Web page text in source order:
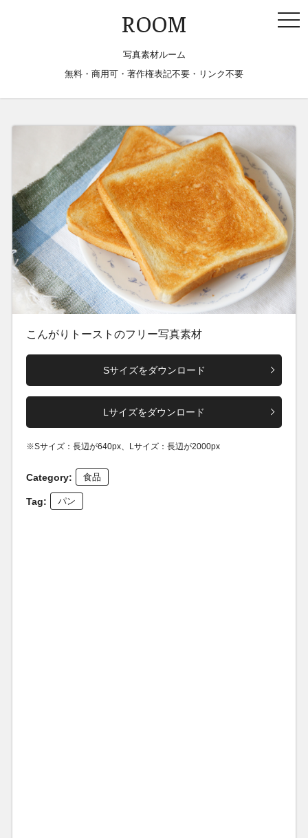
ROOM
写真素材ルーム
無料・商用可・著作権表記不要・リンク不要
こんがりトーストのフリー写真素材
Sサイズをダウンロード
Lサイズをダウンロード
※Sサイズ：長辺が640px、Lサイズ：長辺が2000px
Category: 食品
Tag: パン